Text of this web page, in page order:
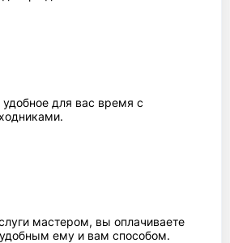
для вас время с
мастером, вы оплачиваете
ему и вам способом.